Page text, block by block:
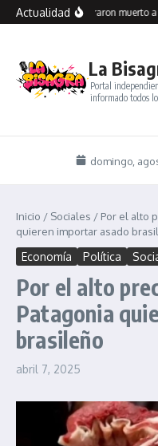
Saltar al contenido
ActualidadEncontraron muerto a
La
Portal
informado todos
domingo,
Inicio / Sociales / Por el alto
quieren importar asado
Economía Política
Por el alto
Patagonia
brasileño
abril 7, 2025